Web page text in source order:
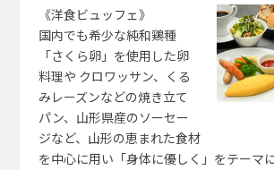
《洋食ビュッフェ》
国内でも希少な純和鶏種
「さくら卵」を使用した卵
料理や クロワッサン、くる
みレーズンなどの焼き立て
パン、山形県産のソーセー
ジなど、山形の恵まれた食材
を中心に用い「身体に優しく」をテーマ